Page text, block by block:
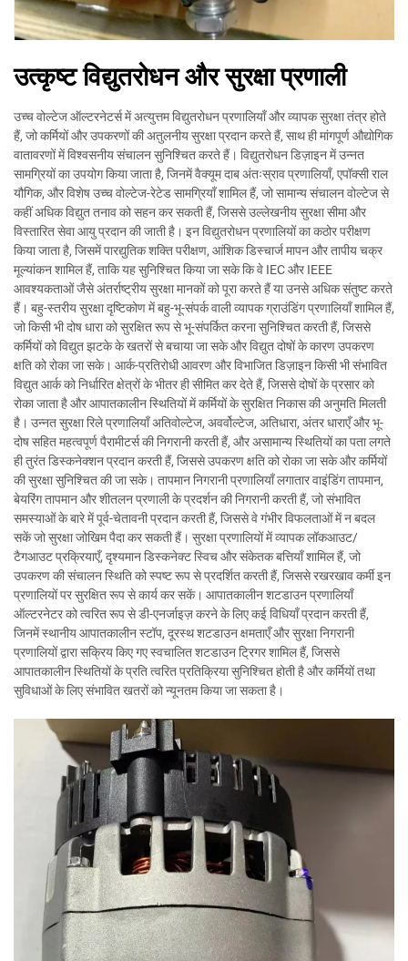
उत्कृष्ट विद्युतरोधन और सुरक्षा प्रणाली
उच्च वोल्टेज ऑल्टरनेटर्स में अत्युत्तम विद्युतरोधन प्रणालियाँ और व्यापक सुरक्षा तंत्र होते
हैं, जो कर्मियों और उपकरणों की अतुलनीय सुरक्षा प्रदान करते हैं, साथ ही मांगपूर्ण औद्योगिक
वातावरणों में विश्वसनीय संचालन सुनिश्चित करते हैं। विद्युतरोधन डिज़ाइन में उन्नत
सामग्रियों का उपयोग किया जाता है, जिनमें वैक्यूम दाब अंतःस्राव प्रणालियाँ, एपॉक्सी राल
यौगिक, और विशेष उच्च वोल्टेज-रेटेड सामग्रियाँ शामिल हैं, जो सामान्य संचालन वोल्टेज से
कहीं अधिक विद्युत तनाव को सहन कर सकती हैं, जिससे उल्लेखनीय सुरक्षा सीमा और
विस्तारित सेवा आयु प्रदान की जाती है। इन विद्युतरोधन प्रणालियों का कठोर परीक्षण
किया जाता है, जिसमें पारद्युतिक शक्ति परीक्षण, आंशिक डिस्चार्ज मापन और तापीय चक्र
मूल्यांकन शामिल हैं, ताकि यह सुनिश्चित किया जा सके कि वे IEC और IEEE
आवश्यकताओं जैसे अंतर्राष्ट्रीय सुरक्षा मानकों को पूरा करते हैं या उनसे अधिक संतुष्ट करते
हैं। बहु-स्तरीय सुरक्षा दृष्टिकोण में बहु-भू-संपर्क वाली व्यापक ग्राउंडिंग प्रणालियाँ शामिल हैं,
जो किसी भी दोष धारा को सुरक्षित रूप से भू-संपर्कित करना सुनिश्चित करती हैं, जिससे
कर्मियों को विद्युत झटके के खतरों से बचाया जा सके और विद्युत दोषों के कारण उपकरण
क्षति को रोका जा सके। आर्क-प्रतिरोधी आवरण और विभाजित डिज़ाइन किसी भी संभावित
विद्युत आर्क को निर्धारित क्षेत्रों के भीतर ही सीमित कर देते हैं, जिससे दोषों के प्रसार को
रोका जाता है और आपातकालीन स्थितियों में कर्मियों के सुरक्षित निकास की अनुमति मिलती
है। उन्नत सुरक्षा रिले प्रणालियाँ अतिवोल्टेज, अवर्वोल्टेज, अतिधारा, अंतर धाराएँ और भू-
दोष सहित महत्वपूर्ण पैरामीटर्स की निगरानी करती हैं, और असामान्य स्थितियों का पता लगते
ही तुरंत डिस्कनेक्शन प्रदान करती हैं, जिससे उपकरण क्षति को रोका जा सके और कर्मियों
की सुरक्षा सुनिश्चित की जा सके। तापमान निगरानी प्रणालियाँ लगातार वाइंडिंग तापमान,
बेयरिंग तापमान और शीतलन प्रणाली के प्रदर्शन की निगरानी करती हैं, जो संभावित
समस्याओं के बारे में पूर्व-चेतावनी प्रदान करती हैं, जिससे वे गंभीर विफलताओं में न बदल
सकें जो सुरक्षा जोखिम पैदा कर सकती हैं। सुरक्षा प्रणालियों में व्यापक लॉकआउट/
टैगआउट प्रक्रियाएँ, दृश्यमान डिस्कनेक्ट स्विच और संकेतक बत्तियाँ शामिल हैं, जो
उपकरण की संचालन स्थिति को स्पष्ट रूप से प्रदर्शित करती हैं, जिससे रखरखाव कर्मी इन
प्रणालियों पर सुरक्षित रूप से कार्य कर सकें। आपातकालीन शटडाउन प्रणालियाँ
ऑल्टरनेटर को त्वरित रूप से डी-एनर्जाइज़ करने के लिए कई विधियाँ प्रदान करती हैं,
जिनमें स्थानीय आपातकालीन स्टॉप, दूरस्थ शटडाउन क्षमताएँ और सुरक्षा निगरानी
प्रणालियों द्वारा सक्रिय किए गए स्वचालित शटडाउन ट्रिगर शामिल हैं, जिससे
आपातकालीन स्थितियों के प्रति त्वरित प्रतिक्रिया सुनिश्चित होती है और कर्मियों तथा
सुविधाओं के लिए संभावित खतरों को न्यूनतम किया जा सकता है।